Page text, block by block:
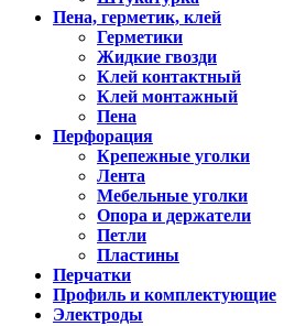
Пена, герметик, клей
Герметики
Жидкие гвозди
Клей контактный
Клей монтажный
Пена
Перфорация
Крепежные уголки
Лента
Мебельные уголки
Опора и держатели
Петли
Пластины
Перчатки
Профиль и комплектующие
Электроды